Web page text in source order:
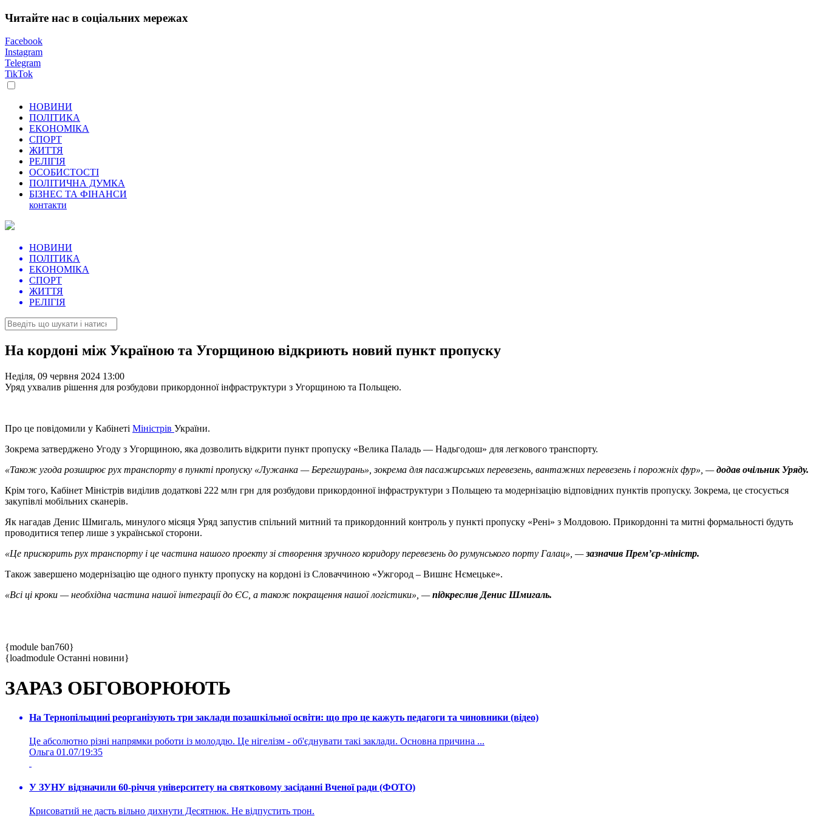
Читайте нас в соціальних мережах
Facebook
Instagram
Telegram
TikTok
НОВИНИ
ПОЛІТИКА
ЕКОНОМІКА
СПОРТ
ЖИТТЯ
РЕЛІГІЯ
ОСОБИСТОСТІ
ПОЛІТИЧНА ДУМКА
БІЗНЕС ТА ФІНАНСИ
контакти
НОВИНИ
ПОЛІТИКА
ЕКОНОМІКА
СПОРТ
ЖИТТЯ
РЕЛІГІЯ
На кордоні між Україною та Угорщиною відкриють новий пункт пропуску
Неділя, 09 червня 2024 13:00
Уряд ухвалив рішення для розбудови прикордонної інфраструктури з Угорщиною та Польщею.
Про це повідомили у Кабінеті Міністрів України.
Зокрема затверджено Угоду з Угорщиною, яка дозволить відкрити пункт пропуску «Велика Паладь — Надьгодош» для легкового транспорту.
«Також угода розширює рух транспорту в пункті пропуску «Лужанка — Берегшурань», зокрема для пасажирських перевезень, вантажних перевезень і порожніх фур», —додав очільник Уряду.
Крім того, Кабінет Міністрів виділив додаткові 222 млн грн для розбудови прикордонної інфраструктури з Польщею та модернізацію відповідних пунктів пропуску. Зокрема, це стосується
закупівлі мобільних сканерів.
Як нагадав Денис Шмигаль, минулого місяця Уряд запустив спільний митний та прикордонний контроль у пункті пропуску «Рені» з Молдовою. Прикордонні та митні формальності будуть
проводитися тепер лише з української сторони.
«Це прискорить рух транспорту і це частина нашого проекту зі створення зручного коридору перевезень до румунського порту Галац», —зазначив Прем’єр-міністр.
Також завершено модернізацію ще одного пункту пропуску на кордоні із Словаччиною «Ужгород – Вишнє Нємецьке».
«Всі ці кроки — необхідна частина нашої інтеграції до ЄС, а також покращення нашої логістики», —підкреслив Денис Шмигаль.
{module ban760}
{loadmodule Останні новини}
ЗАРАЗ ОБГОВОРЮЮТЬ
На Тернопільщині реорганізують три заклади позашкільної освіти: що про це кажуть педагоги та чиновники (відео)
Це абсолютно різні напрямки роботи із молоддю. Це нігелізм - об'єднувати такі заклади. Основна причина ...
Ольга 01.07/19:35
У ЗУНУ відзначили 60-річчя університету на святковому засіданні Вченої ради (ФОТО)
Крисоватий не дасть вільно дихнути Десятнюк. Не відпустить трон.